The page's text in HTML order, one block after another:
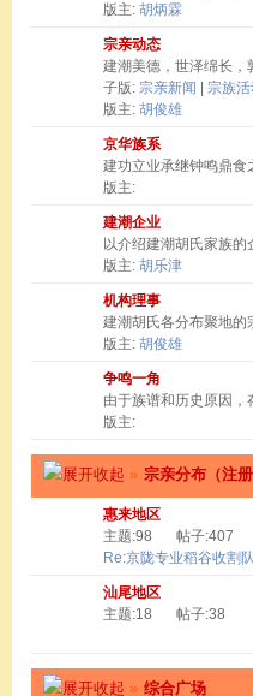
版主: 胡炳霖
宗亲动态
建潮美德，世泽绵长，
子版: 宗亲新闻 宗族活
版主: 胡俊雄
京华族系
建功立业承继钟鸣鼎食
版主:
建潮企业
以介绍建潮胡氏家族的
版主: 胡乐津
机构理事
建潮胡氏各分布聚地的
版主: 胡俊雄
争鸣一角
由于族谱和历史原因
版主:
» 宗亲分布（注册
惠来地区
主题:98
帖子:407
Re:京陇专业稻谷收割
汕尾地区
主题:18
帖子:38
» 综合广场